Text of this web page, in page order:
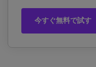
今すぐ無料で試す